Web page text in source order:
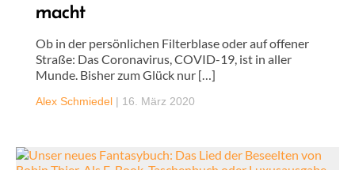
macht
Ob in der persönlichen Filterblase oder auf offener
Straße: Das Coronavirus, COVID-19, ist in aller
Munde. Bisher zum Glück nur […]
Alex Schmiedel | 16. März 2020